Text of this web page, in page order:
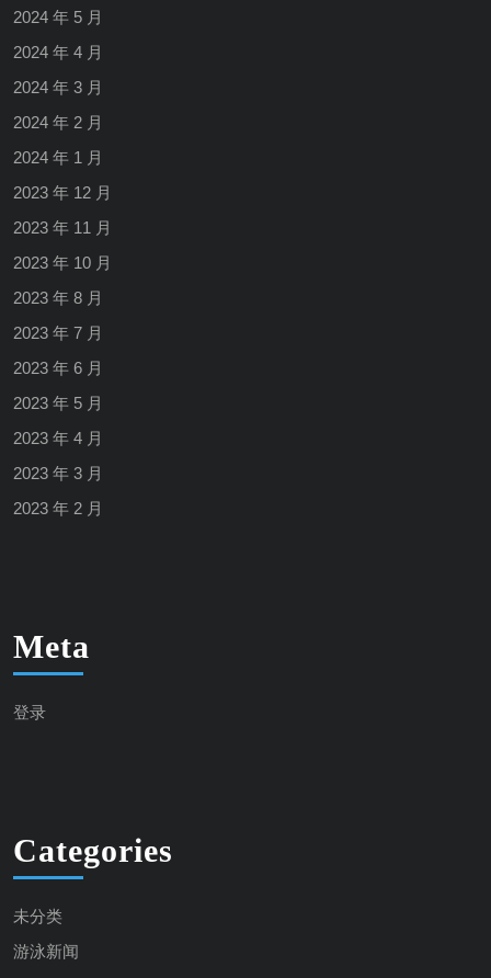
2024 年 5 月
2024 年 4 月
2024 年 3 月
2024 年 2 月
2024 年 1 月
2023 年 12 月
2023 年 11 月
2023 年 10 月
2023 年 8 月
2023 年 7 月
2023 年 6 月
2023 年 5 月
2023 年 4 月
2023 年 3 月
2023 年 2 月
Meta
登录
Categories
未分类
游泳新闻